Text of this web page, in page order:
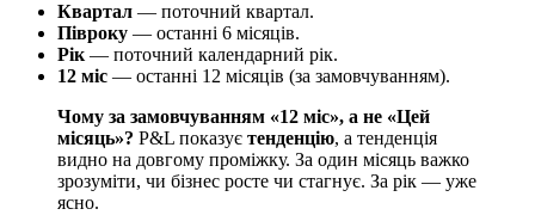
Квартал — поточний квартал.
Півроку — останні 6 місяців.
Рік — поточний календарний рік.
12 міс — останні 12 місяців (за замовчуванням).
Чому за замовчуванням «12 міс», а не «Цей
місяць»? P&L показує тенденцію, а тенденція
видно на довгому проміжку. За один місяць важко
зрозуміти, чи бізнес росте чи стагнує. За рік — уже
ясно.